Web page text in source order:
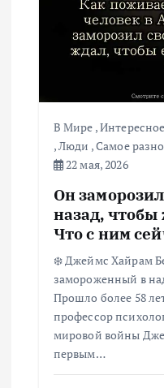
В Мире ,Интересное
,Люди ,Самое
22 мая, 2026
Он
назад,
Что с ним
❄️ Джеймс Хайрам
замороженный в
Прошло более 58
профессор
мировой войны
первым…